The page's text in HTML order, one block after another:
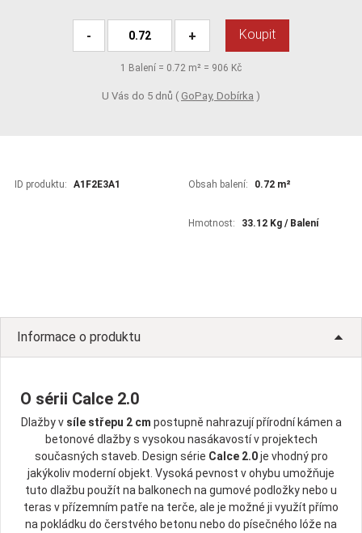
- + Koupit
1 Balení = 0.72 m² = 906 Kč
U Vás do 5 dnů ( GoPay, Dobírka )
ID produktu: A1F2E3A1 Obsah balení: 0.72 m²
Hmotnost: 33.12 Kg / Balení
Informace o produktu
O sérii Calce 2.0
Dlažby v síle střepu 2 cm postupně nahrazují přírodní kámen a
betonové dlažby s vysokou nasákavostí v projektech
současných staveb. Design série Calce 2.0je vhodný pro
jakýkoliv moderní objekt. Vysoká pevnost v ohybu umožňuje
tuto dlažbu použít na balkonech na gumové podložky nebo u
teras v přízemním patře na terče, ale je možné ji využít přímo
na pokládku do čerstvého betonu nebo do písečného lóže na